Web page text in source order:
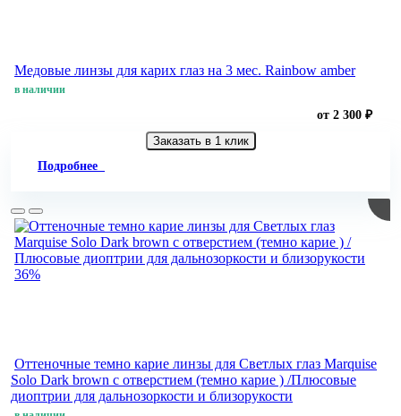
Медовые линзы для карих глаз на 3 мес. Rainbow amber
в наличии
от 2 300 ₽
Заказать в 1 клик
Подробнее
36%
Оттеночные темно карие линзы для Светлых глаз Marquise
Solo Dark brown с отверстием (темно карие ) /Плюсовые
диоптрии для дальнозоркости и близорукости